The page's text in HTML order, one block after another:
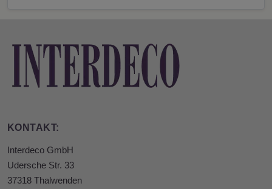
KONTAKT:
Interdeco GmbH
Udersche Str. 33
37318 Thalwenden